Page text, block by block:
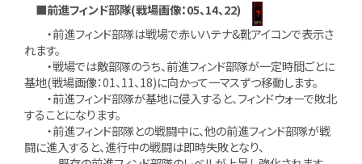
■前進フィンド部隊(戦場画像：05、14、22)
・前進フィンド部隊は戦場で赤いハテナ&靴アイコンで表示さ
れます。
・戦場では敵部隊のうち、前進フィンド部隊が一定時間ごとに
基地(戦場画像：01、11、18)に向かって一マスずつ移動します。
・前進フィンド部隊が基地に侵入すると、フィンドウォーで敗北
することになります。
・前進フィンド部隊との戦闘中に、他の前進フィンド部隊が戦
闘に進入すると、進行中の戦闘は即時失敗となり、